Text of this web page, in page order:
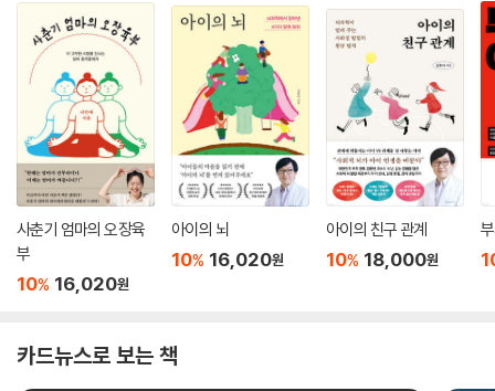
사춘기 엄마의 오장육
부
10% 16,020원
아이의 뇌
10% 16,020원
아이의 친구 관계
10% 18,000원
카드뉴스로 보는 책